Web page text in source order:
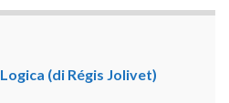
(di Régis Jolivet)